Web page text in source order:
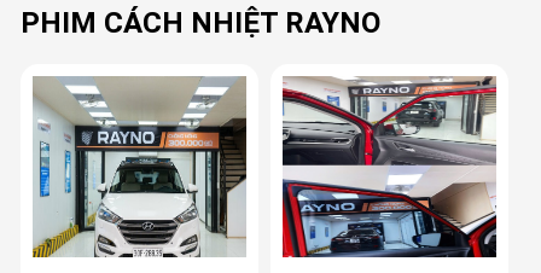
PHIM CÁCH NHIỆT RAYNO